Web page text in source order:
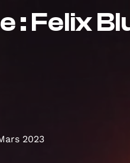
: Felix
2023